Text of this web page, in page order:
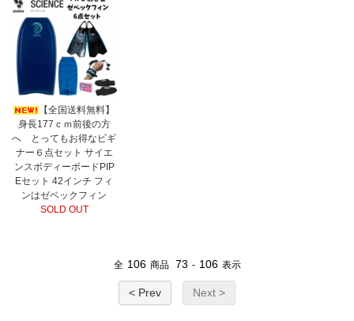
【全国送料無料】
身長177ｃｍ前後の方
へ とってもお得なビギ
ナー６点セット サイエ
ンスボディーボードPIP
Eセット 42インチ フィ
ンはゼベックフィン
SOLD OUT
全 106 商品 73 - 106 表示
< Prev Next >